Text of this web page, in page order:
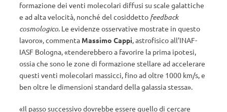
formazione dei venti molecolari diffusi su scale galattiche
e ad alta velocità, nonché del cosiddetto feedback
cosmologico. Le evidenze osservative mostrate in questo
lavoro», commenta Massimo Cappi, astrofisico all’INAF-
IASF Bologna, «tenderebbero a favorire la prima ipotesi,
ossia che sono le zone di formazione stellare ad accelerare
questi venti molecolari massicci, fino ad oltre 1000 km/s, e
ben oltre le dimensioni standard della galassia stessa».
«Il passo successivo dovrebbe essere quello di cercare